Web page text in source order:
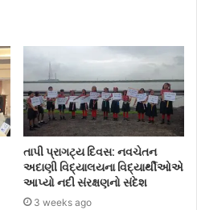
તાપી પ્રાગટ્ય દિવસ: નવચેતન
અદાણી વિદ્યાલયના વિદ્યાર્થીઓએ
આપ્યો નદી સંરક્ષણનો સંદેશ
3 weeks ago